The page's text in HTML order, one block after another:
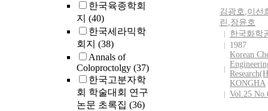
한국육종학회
지 (40)
한국세라믹학
회지 (38)
Annals of
Coloproctolgy (37)
한국고분자학
회 학술대회 연구
논문 초록집 (36)
김광호,이선
린 ,장윤호
한국화학
1987
Korean
KONGHA
Vol.25